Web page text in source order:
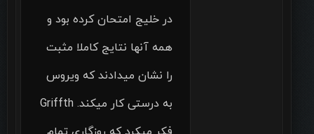
در خلیج امتحان کرده بود و
همه آنها نتایج کاملا مثبت
را نشان میدادند که ویروس
به درستی کار میکند. Griffth